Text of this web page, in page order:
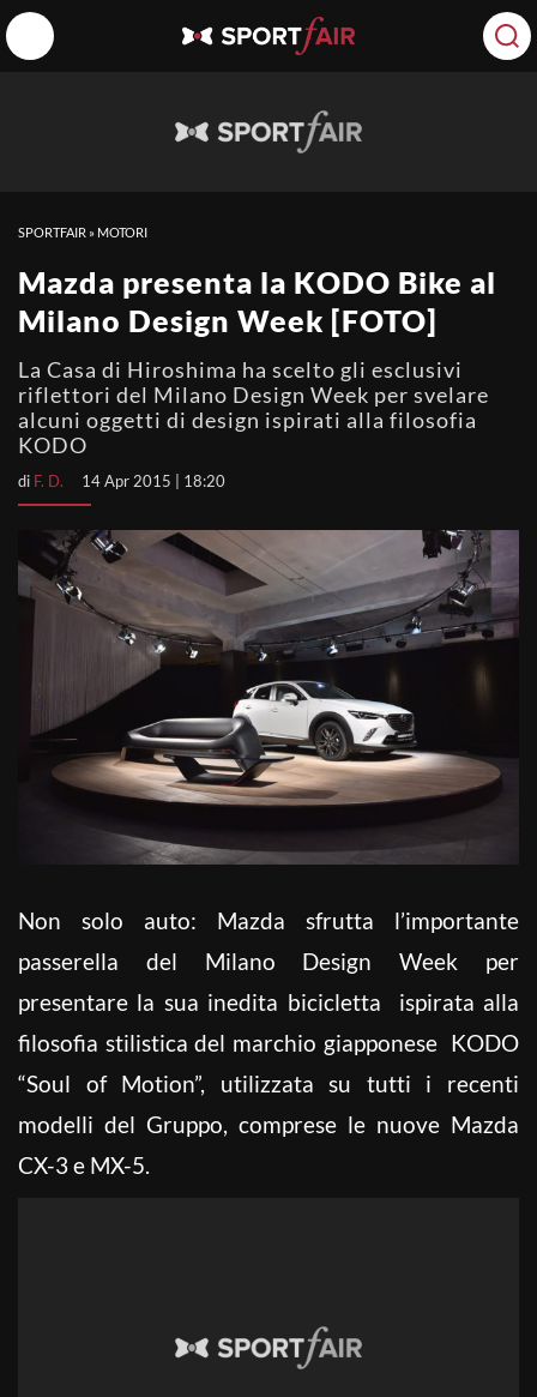
SPORTFAIR » MOTORI
Mazda presenta la KODO Bike al
Milano Design Week [FOTO]
La Casa di Hiroshima ha scelto gli esclusivi
riflettori del Milano Design Week per svelare
alcuni oggetti di design ispirati alla filosofia
KODO
di F. D. 14 Apr 2015 | 18:20
Non solo auto: Mazda sfrutta l’importante
passerella del Milano Design Week per
presentare la sua inedita bicicletta ispirata alla
filosofia stilistica del marchio giapponese KODO
“Soul of Motion”, utilizzata su tutti i recenti
modelli del Gruppo, comprese le nuove Mazda
CX-3 e MX-5.